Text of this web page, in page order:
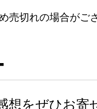
売切れの場合がご
想をぜひお寄